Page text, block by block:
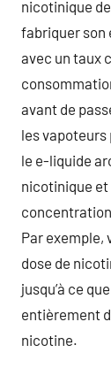
nicotinique
fabriquer son
avec un taux
avant de
les vapoteurs
le e-liquide
nicotinique et
Par exemple,
dose de
jusqu’à ce
entièrement
nicotine.